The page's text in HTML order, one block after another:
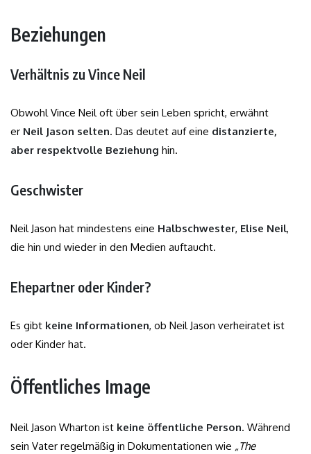
Beziehungen
Verhältnis zu Vince Neil
Obwohl Vince Neil oft über sein Leben spricht, erwähnt
er Neil Jason selten. Das deutet auf eine distanzierte,
aber respektvolle Beziehung hin.
Geschwister
Neil Jason hat mindestens eine Halbschwester, Elise Neil,
die hin und wieder in den Medien auftaucht.
Ehepartner oder Kinder?
Es gibt keine Informationen, ob Neil Jason verheiratet ist
oder Kinder hat.
Öffentliches Image
Neil Jason Wharton ist keine öffentliche Person. Während
sein Vater regelmäßig in Dokumentationen wie „The